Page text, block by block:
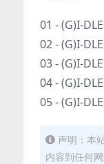
01 - (G)I-
02 - (G)I-
03 - (G)I-
04 - (G)I-
05 - (G)I-
声明：本
内容到任何